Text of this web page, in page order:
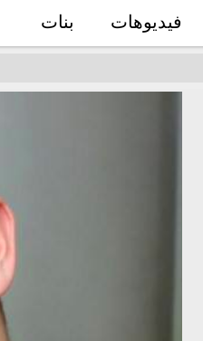
فيديوهات بنات